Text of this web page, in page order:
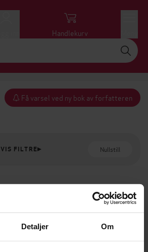
Detaljer Om
Handlekurv
Få varsel ved ny bok av forfatteren
VIS FILTRE Nullstill